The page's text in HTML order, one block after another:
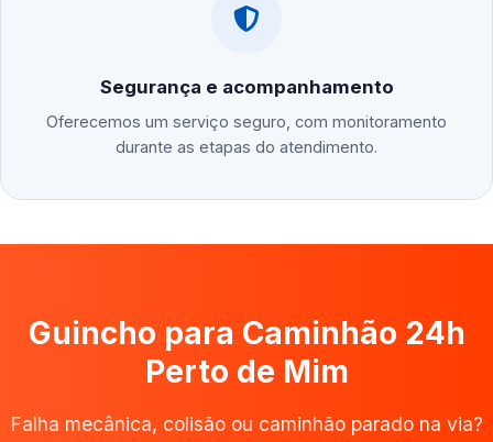
Segurança e acompanhamento
Oferecemos um serviço seguro, com monitoramento
durante as etapas do atendimento.
Guincho para Caminhão 24h
Perto de Mim
Falha mecânica, colisão ou caminhão parado na via?